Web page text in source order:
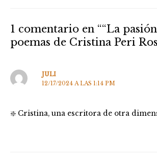
1 comentario en ““La
poemas de Cristina Peri
JULI
12/17/2024 A LAS 1:14 PM
❇️ Cristina, una escritora de otra